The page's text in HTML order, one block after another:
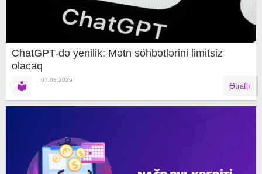
ChatGPT-də yenilik: Mətn söhbətlərini limitsiz
olacaq
07.08.2026
Ətraflı